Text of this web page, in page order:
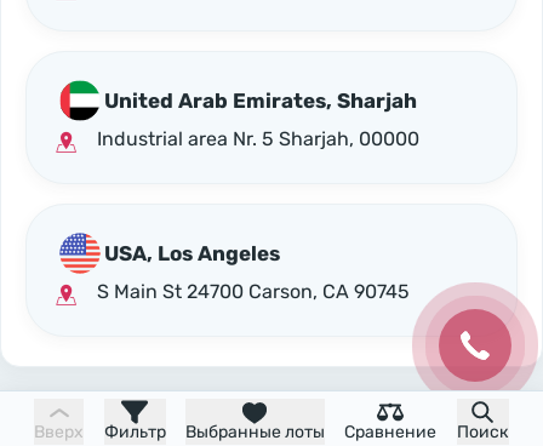
Вверх Фильтр Выбранные лоты Сравнение Поиск
United Arab Emirates, Sharjah
Industrial area Nr. 5 Sharjah, 00000
USA, Los Angeles
S Main St 24700 Carson, CA 90745